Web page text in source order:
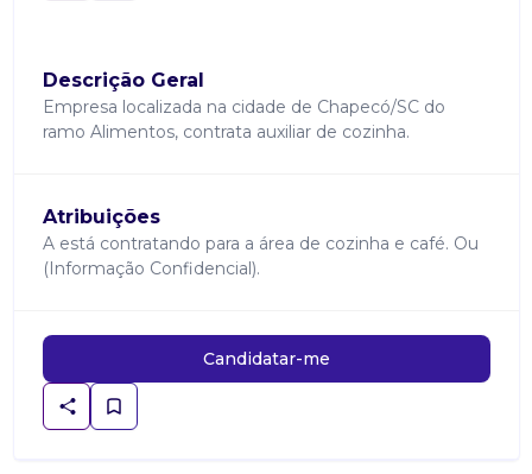
Descrição Geral
Empresa localizada na cidade de Chapecó/SC do
ramo Alimentos, contrata auxiliar de cozinha.
Atribuições
A está contratando para a área de cozinha e café. Ou
(Informação Confidencial).
Candidatar-me